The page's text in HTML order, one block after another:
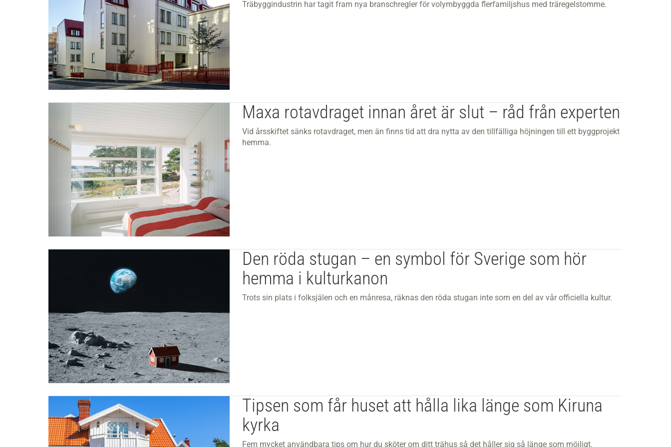
Träbyggindustrin har tagit fram nya branschregler för volymbyggda flerfamiljshus med träregelstomme.
Maxa rotavdraget innan året är slut – råd från experten
Vid årsskiftet sänks rotavdraget, men än finns tid att dra nytta av den tillfälliga höjningen till ett byggprojekt
hemma.
Den röda stugan – en symbol för Sverige som hör
hemma i kulturkanon
Trots sin plats i folksjälen och en månresa, räknas den röda stugan inte som en del av vår officiella kultur.
Tipsen som får huset att hålla lika länge som Kiruna
kyrka
Fem mycket användbara tips om hur du sköter om ditt trähus så det håller sig så länge som möjligt.